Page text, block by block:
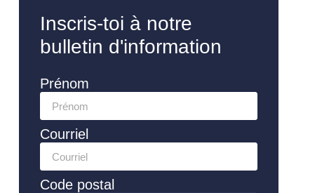
Inscris-toi à notre
bulletin d'information
Prénom
Courriel
Code postal